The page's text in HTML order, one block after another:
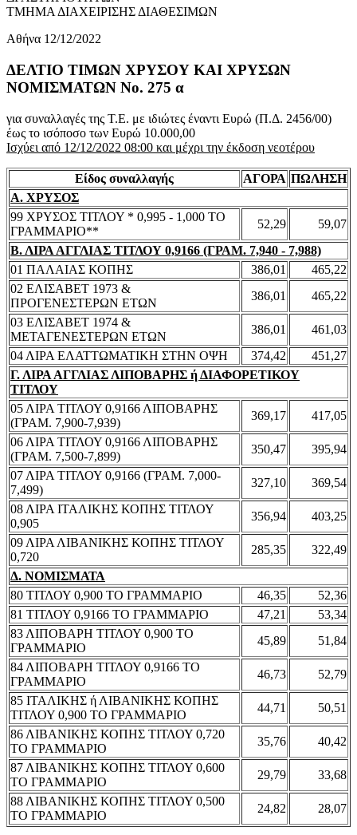
ΤΜΗΜΑ ΔΙΑΧΕΙΡΙΣΗΣ ΔΙΑΘΕΣΙΜΩΝ
Αθήνα 12/12/2022
ΔΕΛΤΙΟ ΤΙΜΩΝ ΧΡΥΣΟΥ ΚΑΙ ΧΡΥΣΩΝ
ΝΟΜΙΣΜΑΤΩΝ No. 275 α
για συναλλαγές της Τ.Ε. με ιδιώτες έναντι Ευρώ (Π.Δ. 2456/00)
έως το ισόποσο των Ευρώ 10.000,00
Ισχύει από 12/12/2022 08:00 και μέχρι την έκδοση νεοτέρου
Είδος συναλλαγής ΑΓΟΡΑ ΠΩΛΗΣΗ
Α. ΧΡΥΣΟΣ
99 ΧΡΥΣΟΣ ΤΙΤΛΟΥ * 0,995 - 1,000 ΤΟ
ΓΡΑΜΜΑΡΙΟ**
52,29
59,07
Β. ΛΙΡΑ ΑΓΓΛΙΑΣ ΤΙΤΛΟΥ 0,9166 (ΓΡΑΜ. 7,940 - 7,988)
01 ΠΑΛΑΙΑΣ ΚΟΠΗΣ
386,01
465,22
02 ΕΛΙΣΑΒΕΤ 1973 &
ΠΡΟΓΕΝΕΣΤΕΡΩΝ ΕΤΩΝ
386,01
465,22
03 ΕΛΙΣΑΒΕΤ 1974 &
ΜΕΤΑΓΕΝΕΣΤΕΡΩΝ ΕΤΩΝ
386,01
461,03
04 ΛΙΡΑ ΕΛΑΤΤΩΜΑΤΙΚΗ ΣΤΗΝ ΟΨΗ
374,42
451,27
Γ. ΛΙΡΑ ΑΓΓΛΙΑΣ ΛΙΠΟΒΑΡΗΣ ή ΔΙΑΦΟΡΕΤΙΚΟΥ
ΤΙΤΛΟΥ
05 ΛΙΡΑ ΤΙΤΛΟΥ 0,9166 ΛΙΠΟΒΑΡΗΣ
(ΓΡΑΜ. 7,900-7,939)
369,17
417,05
06 ΛΙΡΑ ΤΙΤΛΟΥ 0,9166 ΛΙΠΟΒΑΡΗΣ
(ΓΡΑΜ. 7,500-7,899)
350,47
395,94
07 ΛΙΡΑ ΤΙΤΛΟΥ 0,9166 (ΓΡΑΜ. 7,000-
7,499)
327,10
369,54
08 ΛΙΡΑ ΙΤΑΛΙΚΗΣ ΚΟΠΗΣ ΤΙΤΛΟΥ
0,905
356,94
403,25
09 ΛΙΡΑ ΛΙΒΑΝΙΚΗΣ ΚΟΠΗΣ ΤΙΤΛΟΥ
0,720
285,35
322,49
Δ. ΝΟΜΙΣΜΑΤΑ
80 ΤΙΤΛΟΥ 0,900 ΤΟ ΓΡΑΜΜΑΡΙΟ
46,35
52,36
81 ΤΙΤΛΟΥ 0,9166 ΤΟ ΓΡΑΜΜΑΡΙΟ
47,21
53,34
83 ΛΙΠΟΒΑΡΗ ΤΙΤΛΟΥ 0,900 ΤΟ
ΓΡΑΜΜΑΡΙΟ
45,89
51,84
84 ΛΙΠΟΒΑΡΗ ΤΙΤΛΟΥ 0,9166 ΤΟ
ΓΡΑΜΜΑΡΙΟ
46,73
52,79
85 ΙΤΑΛΙΚΗΣ ή ΛΙΒΑΝΙΚΗΣ ΚΟΠΗΣ
ΤΙΤΛΟΥ 0,900 ΤΟ ΓΡΑΜΜΑΡΙΟ
44,71
50,51
86 ΛΙΒΑΝΙΚΗΣ ΚΟΠΗΣ ΤΙΤΛΟΥ 0,720
ΤΟ ΓΡΑΜΜΑΡΙΟ
35,76
40,42
87 ΛΙΒΑΝΙΚΗΣ ΚΟΠΗΣ ΤΙΤΛΟΥ 0,600
ΤΟ ΓΡΑΜΜΑΡΙΟ
29,79
33,68
88 ΛΙΒΑΝΙΚΗΣ ΚΟΠΗΣ ΤΙΤΛΟΥ 0,500
ΤΟ ΓΡΑΜΜΑΡΙΟ
24,82 28,07